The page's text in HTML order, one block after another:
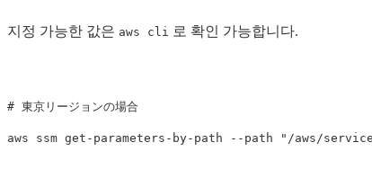
지정 가능한 값은 aws cli 로 확인 가능합니다.
# 東京リージョンの場合
aws ssm get-parameters-by-path --path "/aws/